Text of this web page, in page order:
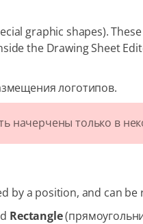
graphic shapes).
the Drawing Sheet
логотипов.
начерчены только в
by a position, and can be
Rectangle